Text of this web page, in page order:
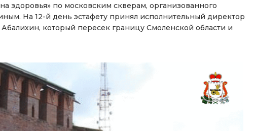
здоровья» по московским скверам, организованного
На 12-й день эстафету принял исполнительный директор
который пересек границу Смоленской области и